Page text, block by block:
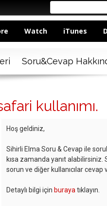
Watch iTunes
Soru&Cevap
kullanımı.
Hoş geldiniz,
Sihirli Elma Soru & Cevap ile
kısa zamanda yanıt alabilirsiniz.
sorun ve diğer kullanıcılar cevap
Detaylı bilgi için buraya tıklayın.